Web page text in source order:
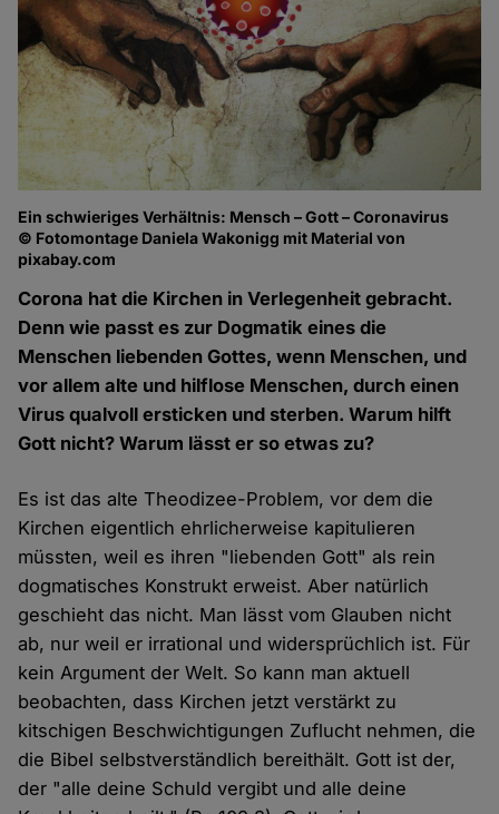
Ein schwieriges Verhältnis: Mensch – Gott – Coronavirus
© Fotomontage Daniela Wakonigg mit Material von
pixabay.com
Corona hat die Kirchen in Verlegenheit gebracht.
Denn wie passt es zur Dogmatik eines die
Menschen liebenden Gottes, wenn Menschen, und
vor allem alte und hilflose Menschen, durch einen
Virus qualvoll ersticken und sterben. Warum hilft
Gott nicht? Warum lässt er so etwas zu?
Es ist das alte Theodizee-Problem, vor dem die
Kirchen eigentlich ehrlicherweise kapitulieren
müssten, weil es ihren "liebenden Gott" als rein
dogmatisches Konstrukt erweist. Aber natürlich
geschieht das nicht. Man lässt vom Glauben nicht
ab, nur weil er irrational und widersprüchlich ist. Für
kein Argument der Welt. So kann man aktuell
beobachten, dass Kirchen jetzt verstärkt zu
kitschigen Beschwichtigungen Zuflucht nehmen, die
die Bibel selbstverständlich bereithält. Gott ist der,
der "alle deine Schuld vergibt und alle deine